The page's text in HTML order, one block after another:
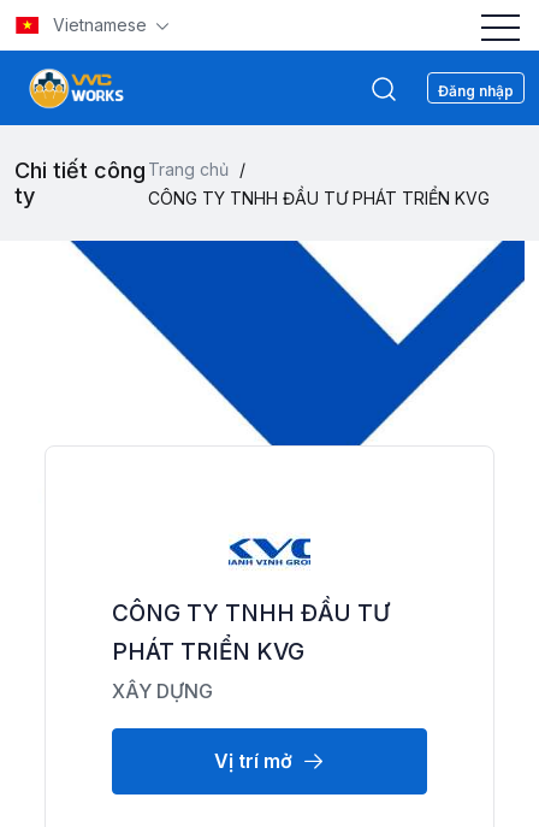
Vietnamese
Đăng nhập
Chi tiết công
ty
Trang chủ /
CÔNG TY TNHH ĐẦU TƯ PHÁT TRIỂN KVG
CÔNG TY TNHH ĐẦU TƯ
PHÁT TRIỂN KVG
XÂY DỰNG
Vị trí mở